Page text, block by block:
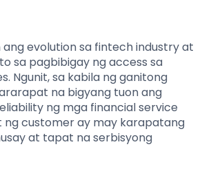
ang evolution sa fintech industry at
sa pagbibigay ng access sa
Ngunit, sa kabila ng ganitong
na bigyang tuon ang
ng mga financial service
ng customer ay may karapatang
at tapat na serbisyong